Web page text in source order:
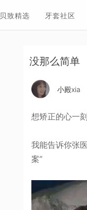
贝致精选 牙套社区
没那么简单
小殿xia
想矫正的心一
我能告诉你张
案”